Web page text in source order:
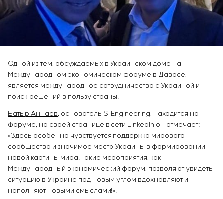
заказчика
Сервисное обслуживание
Управление проектами
Аутсорсинг
Индивидуальная разработка и испытания
щитового оборудования
Разработка математических моделей объектов
Разработка специальных алгоритмов
Разработка систем управления
Энергоаудит
Инфраструктура
Химическая промышленность
Цементная промышленность
Вакансии
Стажировка
Ветеранам
КОНТАКТЫ
Одной из тем, обсуждаемых в Украинском доме на
Международном экономическом форуме в Давосе,
является международное сотрудничество с Украиной и
поиск решений в пользу страны.
Батыр Аннаев, основатель S-Engineering, находится на
Форуме, на своей странице в сети LinkedIn он отмечает:
«Здесь особенно чувствуется поддержка мирового
сообщества и значимое место Украины в формировании
новой картины мира! Такие мероприятия, как
Международный экономический форум, позволяют увидеть
ситуацию в Украине под новым углом вдохновляют и
наполняют новыми смыслами!».